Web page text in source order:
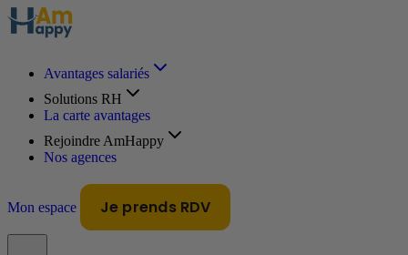
Avantages salariés
Solutions RH
La carte avantages
Rejoindre AmHappy
Nos agences
Mon espace Je prends RDV